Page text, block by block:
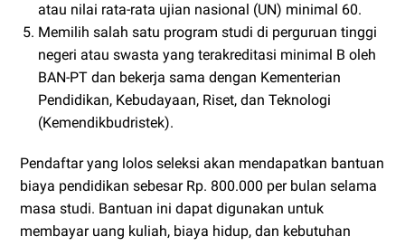
atau nilai rata-rata ujian nasional (UN) minimal 60.
Memilih salah satu program studi di perguruan tinggi
negeri atau swasta yang terakreditasi minimal B oleh
BAN-PT dan bekerja sama dengan Kementerian
Pendidikan, Kebudayaan, Riset, dan Teknologi
(Kemendikbudristek).
Pendaftar yang lolos seleksi akan mendapatkan bantuan
biaya pendidikan sebesar Rp. 800.000 per bulan selama
masa studi. Bantuan ini dapat digunakan untuk
membayar uang kuliah, biaya hidup, dan kebutuhan